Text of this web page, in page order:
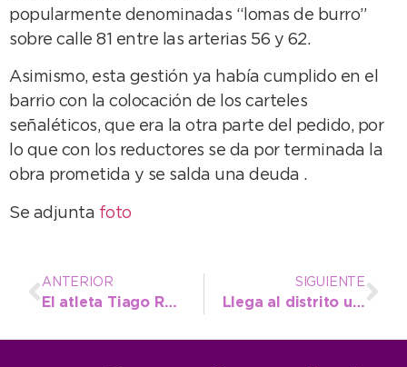
popularmente denominadas “lomas de burro”
sobre calle 81 entre las arterias 56 y 62.
Asimismo, esta gestión ya había cumplido en el
barrio con la colocación de los carteles
señaléticos, que era la otra parte del pedido, por
lo que con los reductores se da por terminada la
obra prometida y se salda una deuda .
Se adjunta foto
ANTERIOR
El atleta Tiago Rojas se mostró expectante a pocos días del Nacional U16 en Córdoba
SIGUIENTE
Llega al distrito un WhatsApp Vecinal para agilizar la respuesta ante los reclamos